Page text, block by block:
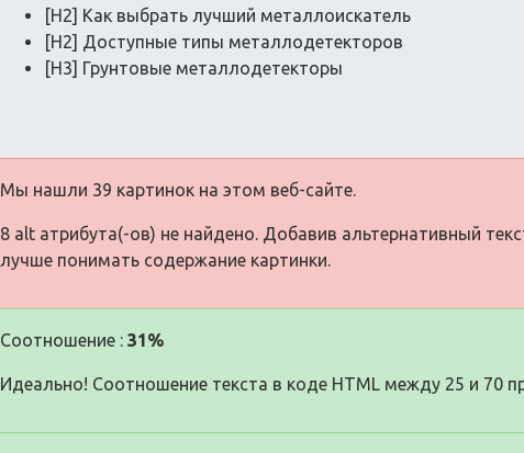
[H2] Как выбрать лучший металлоискатель
[H2] Доступные типы металлодетекторов
[H3] Грунтовые металлодетекторы
Мы нашли 39 картинок на этом веб-сайте.
8 alt атрибута(-ов) не найдено. Добавив альтернативный
лучше понимать содержание картинки.
Соотношение : 31%
Идеально! Соотношение текста в коде HTML между 25 и 70